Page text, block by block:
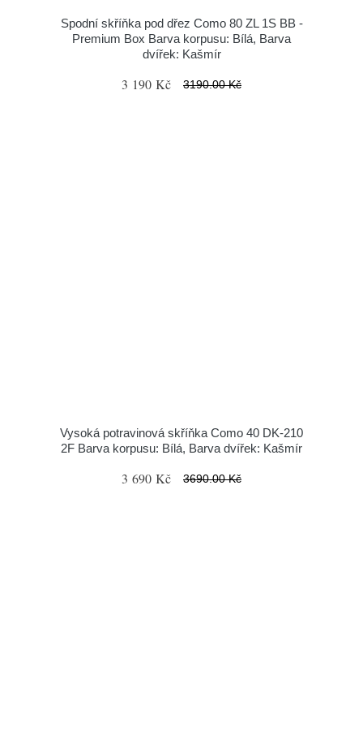
Spodní skříňka pod dřez Como 80 ZL 1S BB -
Premium Box Barva korpusu: Bílá, Barva
dvířek: Kašmír
3 190 Kč 3190.00 Kč
Vysoká potravinová skříňka Como 40 DK-210
2F Barva korpusu: Bílá, Barva dvířek: Kašmír
3 690 Kč 3690.00 Kč